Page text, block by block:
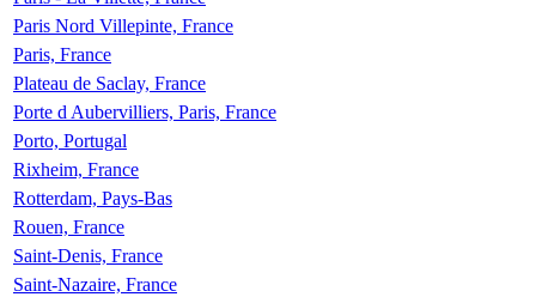
Paris Nord Villepinte, France
Paris, France
Plateau de Saclay, France
Porte d Aubervilliers, Paris, France
Porto, Portugal
Rixheim, France
Rotterdam, Pays-Bas
Rouen, France
Saint-Denis, France
Saint-Nazaire, France